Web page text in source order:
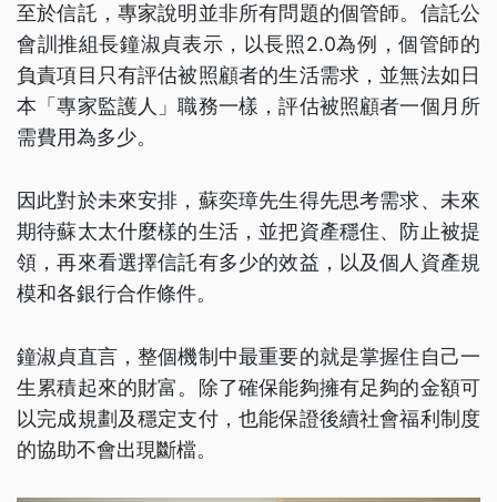
至於信託，專家說明並非所有問題的個管師。信託公
會訓推組長鐘淑貞表示，以長照2.0為例，個管師的
負責項目只有評估被照顧者的生活需求，並無法如日
本「專家監護人」職務一樣，評估被照顧者一個月所
需費用為多少。
因此對於未來安排，蘇奕璋先生得先思考需求、未來
期待蘇太太什麼樣的生活，並把資產穩住、防止被提
領，再來看選擇信託有多少的效益，以及個人資產規
模和各銀行合作條件。
鐘淑貞直言，整個機制中最重要的就是掌握住自己一
生累積起來的財富。除了確保能夠擁有足夠的金額可
以完成規劃及穩定支付，也能保證後續社會福利制度
的協助不會出現斷檔。